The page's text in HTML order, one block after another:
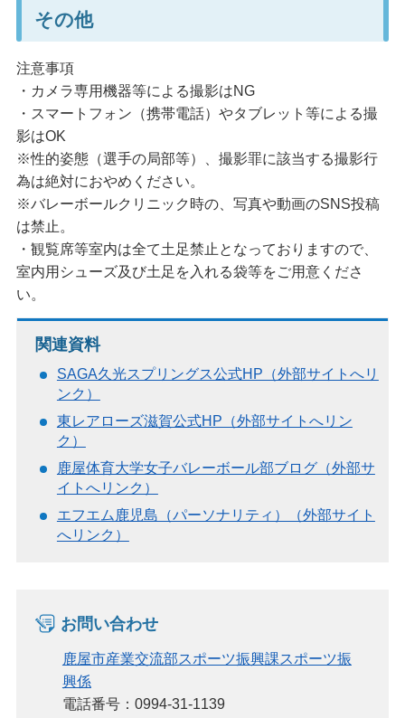
その他
注意事項
・カメラ専用機器等による撮影はNG
・スマートフォン（携帯電話）やタブレット等による撮
影はOK
※性的姿態（選手の局部等）、撮影罪に該当する撮影行
為は絶対におやめください。
※バレーボールクリニック時の、写真や動画のSNS投稿
は禁止。
・観覧席等室内は全て土足禁止となっておりますので、
室内用シューズ及び土足を入れる袋等をご用意くださ
い。
関連資料
SAGA久光スプリングス公式HP（外部サイトへリ
ンク）
東レアローズ滋賀公式HP（外部サイトへリン
ク）
鹿屋体育大学女子バレーボール部ブログ（外部サ
イトへリンク）
エフエム鹿児島（パーソナリティ）（外部サイト
へリンク）
お問い合わせ
鹿屋市産業交流部スポーツ振興課スポーツ振
興係
電話番号：0994-31-1139